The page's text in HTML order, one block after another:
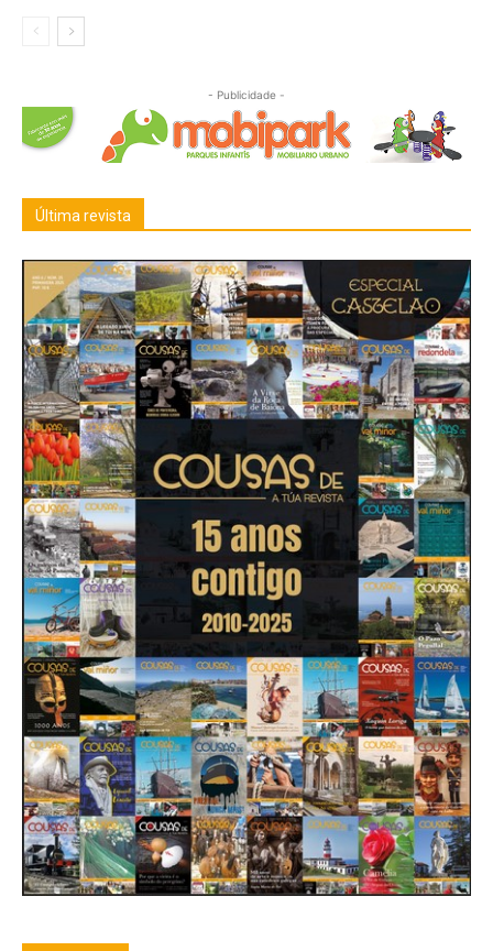
- Publicidade -
Última revista